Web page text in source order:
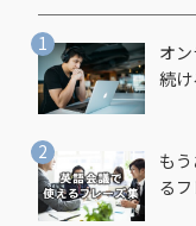
オ
続
も
る